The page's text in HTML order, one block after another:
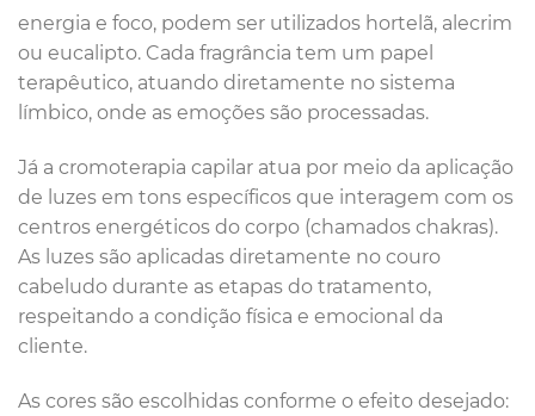
energia e foco, podem ser utilizados hortelã, alecrim
ou eucalipto. Cada fragrância tem um papel
terapêutico, atuando diretamente no sistema
límbico, onde as emoções são processadas.
Já a cromoterapia capilar atua por meio da aplicação
de luzes em tons específicos que interagem com os
centros energéticos do corpo (chamados chakras).
As luzes são aplicadas diretamente no couro
cabeludo durante as etapas do tratamento,
respeitando a condição física e emocional da
cliente.
As cores são escolhidas conforme o efeito desejado: